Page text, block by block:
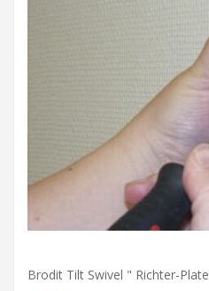
Brodit Tilt Swivel " Richter-Plate